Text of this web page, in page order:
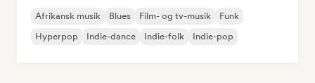
Afrikansk musik Blues Film- og tv-musik
Funk
Hyperpop
Indie-dance Indie-folk Indie-pop